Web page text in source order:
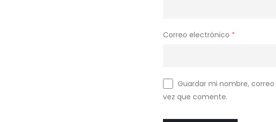
Correo electrónico *
Guardar mi nombre,
vez que comente.